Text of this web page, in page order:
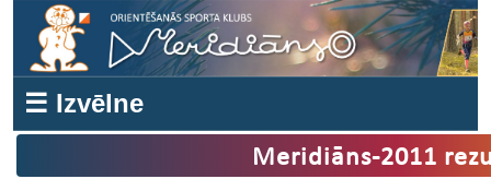
☰ Izvēlne
Meridiāns-2011